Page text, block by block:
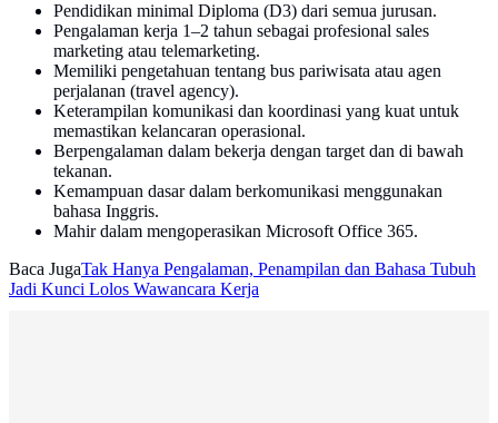
Pendidikan minimal Diploma (D3) dari semua jurusan.
Pengalaman kerja 1–2 tahun sebagai profesional sales
marketing atau telemarketing.
Memiliki pengetahuan tentang bus pariwisata atau agen
perjalanan (travel agency).
Keterampilan komunikasi dan koordinasi yang kuat untuk
memastikan kelancaran operasional.
Berpengalaman dalam bekerja dengan target dan di bawah
tekanan.
Kemampuan dasar dalam berkomunikasi menggunakan
bahasa Inggris.
Mahir dalam mengoperasikan Microsoft Office 365.
Baca JugaTak Hanya Pengalaman, Penampilan dan Bahasa Tubuh
Jadi Kunci Lolos Wawancara Kerja